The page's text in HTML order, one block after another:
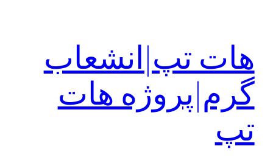
هات تپ|انشعاب
گرم|پروژه هات
تپ